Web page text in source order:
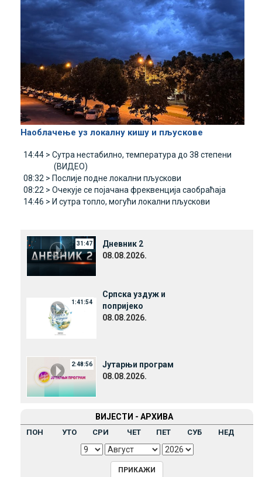
Наоблачење уз локалну кишу и пљускове
14:44 > Сутра нестабилно, температура до 38 степени
(ВИДЕО)
08:32 > Послије подне локални пљускови
08:22 > Очекује се појачана фреквенција саобраћаја
14:46 > И сутра топло, могући локални пљускови
31:47
Дневник 2
08.08.2026.
1:41:54
Српска уздуж и
попријеко
08.08.2026.
2:48:56
Јутарњи програм
08.08.2026.
ВИЈЕСТИ - АРХИВА
ПОН УТО СРИ ЧЕТ ПЕТ СУБ НЕД